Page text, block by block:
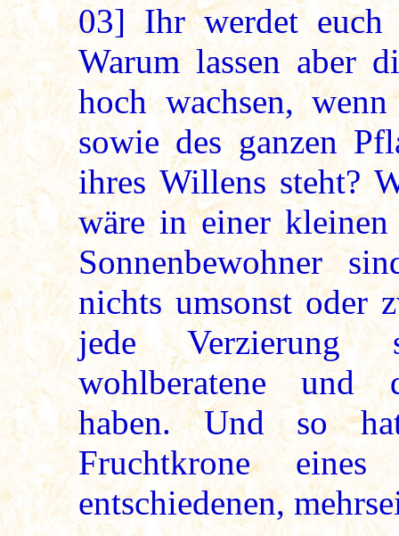
03]Ihr werdet euch
Warum lassen aber
hoch wachsen,
sowie des ganzen
ihres Willens steht?
wäre in einer
Sonnenbewohner
nichts umsonst oder
jede Verzierung
wohlberatene und
haben. Und so
Fruchtkrone
entschiedenen,